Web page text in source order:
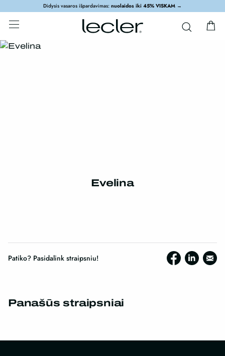
Didysis vasaros išpardavimas: nuolaidos iki 45% VISKAM →
Evelina
Patiko? Pasidalink straipsniu!
Panašūs straipsniai